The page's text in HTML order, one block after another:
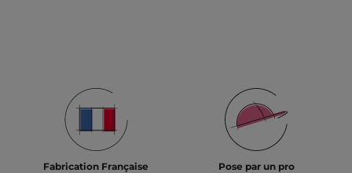
Fabrication Française
Pose par un pro